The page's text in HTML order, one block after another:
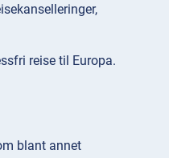
reise til Europa.
blant annet